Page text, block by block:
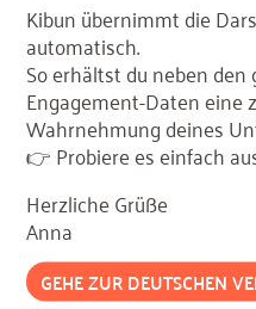
Kibun übernimmt die
automatisch.
So erhältst du neben
Engagement-Daten eine
Wahrnehmung deines
👉 Probiere es einfach
Herzliche Grüße
Anna
GEHE ZUR DEUTSCHEN